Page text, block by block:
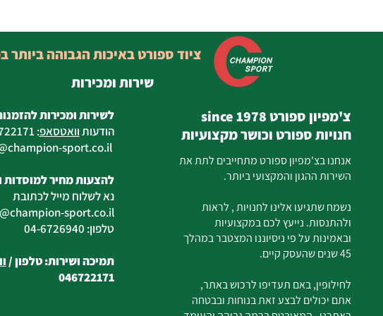
לשירות ומכירות
הודעותוואטסאפ:
ilan
sport.co.il
להצעות מחיר למוסדות
נא לשלוח מייל לכתובת
@champion-sport.co.il
טלפון: 04-6726940
תמיכה ושירות: טלפון /
046722171
צ'מפיון ספורט since 1978
חנויות ספורט וכושר מקצועיות
אנחנו בצ'מפיון ספורט מתחייבים לתת את
השירות ההגון והמקצועי ביותר.
נשמח שתגיעו אלינו לחנויות , לראות
ולהתנסות. נייעץ לכם במקצועיות
ובאמינות על פי ניסיוננו המצטבר במהלך
45 שנים שהעסק קיים.
לחילופין, באם תעדיפו לרכוש באתר,
אתם יכולים לבצע זאת בנוחות ובבטחה
שירות ומכירות
ציוד ספורט באיכות הגבוהה